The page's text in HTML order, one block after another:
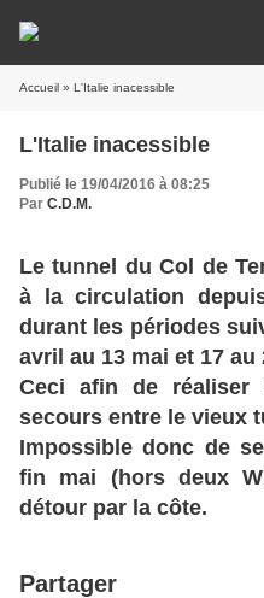
Accueil » L'Italie inacessible
L'Italie inacessible
Publié le 19/04/2016 à 08:25
Par C.D.M.
Le tunnel du Col de
à la circulation
durant les périodes
avril au 13 mai et 17 au
Ceci afin de réaliser
secours entre le vieux
Impossible donc de
fin mai (hors deux
détour par la côte.
Partager